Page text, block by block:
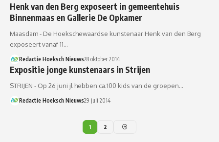
Henk van den Berg exposeert in gemeentehuis
Binnenmaas en Gallerie De Opkamer
Maasdam - De Hoekschewaardse kunstenaar Henk van den Berg
exposeert vanaf 11…
Redactie Hoeksch Nieuws28 oktober 2014
Expositie jonge kunstenaars in Strijen
STRIJEN - Op 26 juni jl hebben ca.100 kids van de groepen…
Redactie Hoeksch Nieuws29 juli 2014
1 2